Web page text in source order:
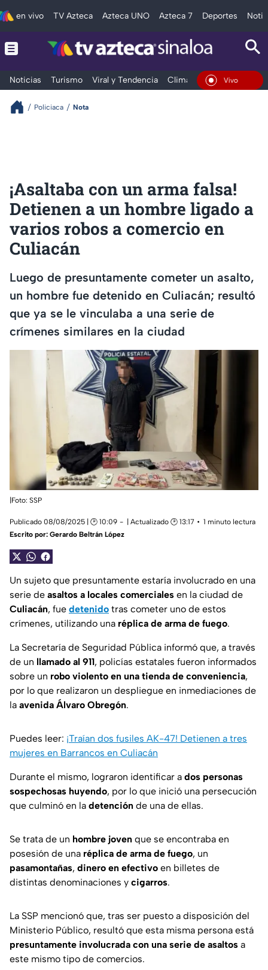
en vivo TV Azteca Azteca UNO Azteca 7 Deportes
Noticias Turismo Viral y Tendencia Clima Deportes
En Vivo
Policiaca Nota
¡Asaltaba con un arma falsa!
Detienen a un hombre ligado a
varios robos a comercio en
Culiacán
Luego de presuntamente cometer un asalto,
un hombre fue detenido en Culiacán; resultó
que ya se le vinculaba a una serie de
crímenes similares en la ciudad
|Foto: SSP
Publicado 08/08/2025 | 🕑 10:09 | Actualizado 🕑 13:17
1 minuto lectura
Escrito por: Gerardo Beltrán López
Un sujeto que presuntamente estaría involucrado en una
serie de asaltos a locales comerciales en la ciudad de
Culiacán, fue detenido tras cometer uno de estos
crímenes, utilizando una réplica de arma de fuego.
La Secretaría de Seguridad Pública informó que, a través
de un llamado al 911, policías estatales fueron informados
sobre un robo violento en una tienda de conveniencia,
por lo que realizaron un despliegue en inmediaciones de
la avenida Álvaro Obregón.
Puedes leer: ¡Traían dos fusiles AK-47! Detienen a tres
mujeres en Barrancos en Culiacán
Durante el mismo, lograron identificar a dos personas
sospechosas huyendo, por lo que inició una persecución
que culminó en la detención de una de ellas.
Se trata de un hombre joven que se encontraba en
posesión de una réplica de arma de fuego, un
pasamontañas, dinero en efectivo en billetes de
distintas denominaciones y cigarros.
La SSP mencionó que, tras ser puesto a disposición del
Ministerio Público, resultó que esta misma persona está
presuntamente involucrada con una serie de asaltos a
este mismo tipo de comercios.